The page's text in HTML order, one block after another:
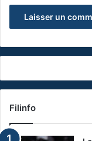
Filinfo